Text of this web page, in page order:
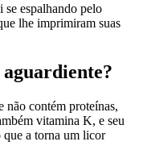
espalhando pelo
lhe imprimiram suas
não contém proteínas,
vitamina K, e seu
que a torna um licor